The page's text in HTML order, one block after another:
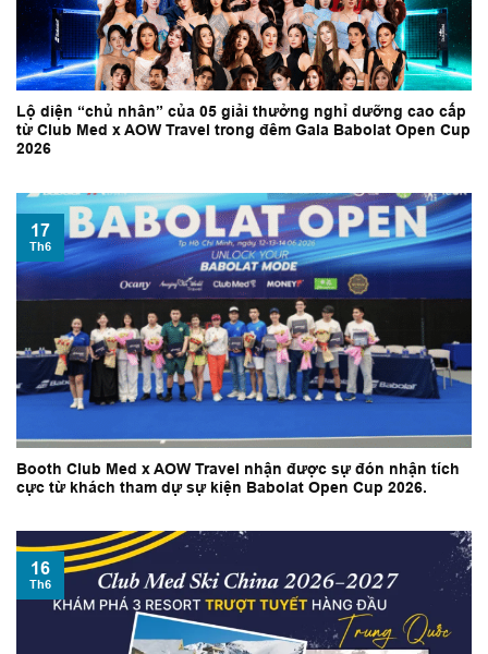
Lộ diện “chủ nhân” của 05 giải thưởng nghỉ dưỡng cao cấp
từ Club Med x AOW Travel trong đêm Gala Babolat Open Cup
2026
Booth Club Med x AOW Travel nhận được sự đón nhận tích
cực từ khách tham dự sự kiện Babolat Open Cup 2026.
17
Th6
16
Th6